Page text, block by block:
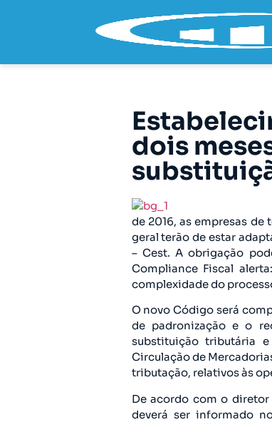
dois
de 2016, as empresas
geral terão de estar
– Cest. A obrigação
Compliance Fiscal
complexidade do
O novo Código será
de padronização e o
substituição tributária
Circulação de
tributação, relativos às
De acordo com o diretor
deverá ser informado